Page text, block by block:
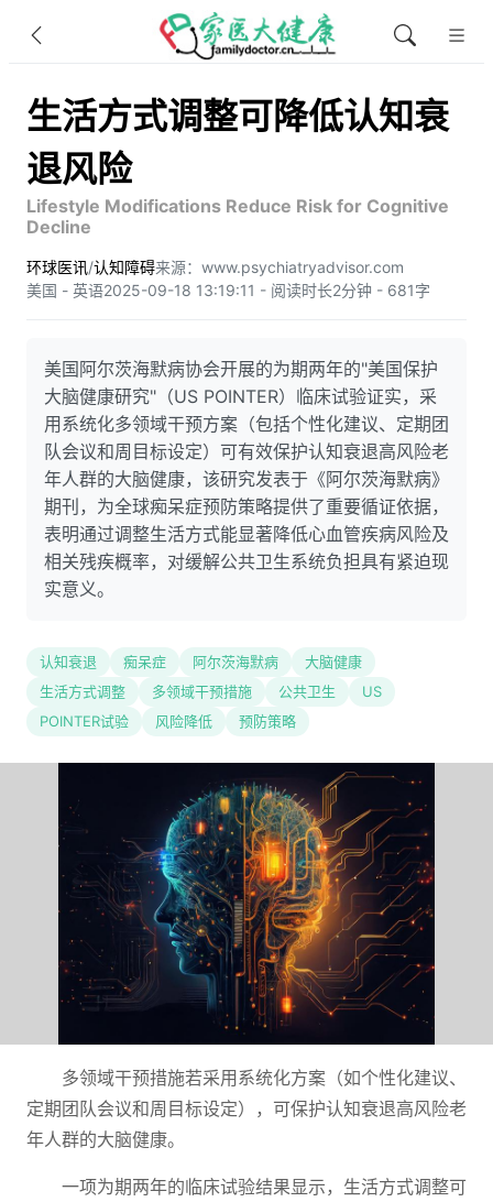
生活方式调整可降低认知衰
退风险
Lifestyle Modifications Reduce Risk for Cognitive
Decline
环球医讯/认知障碍来源：www.psychiatryadvisor.com
美国 - 英语2025-09-18 13:19:11 - 阅读时长2分钟 - 681字
美国阿尔茨海默病协会开展的为期两年的"美国保护
大脑健康研究"（US POINTER）临床试验证实，采
用系统化多领域干预方案（包括个性化建议、定期团
队会议和周目标设定）可有效保护认知衰退高风险老
年人群的大脑健康，该研究发表于《阿尔茨海默病》
期刊，为全球痴呆症预防策略提供了重要循证依据，
表明通过调整生活方式能显著降低心血管疾病风险及
相关残疾概率，对缓解公共卫生系统负担具有紧迫现
实意义。
认知衰退 痴呆症 阿尔茨海默病
大脑健康
生活方式调整
多领域干预措施 公共卫生
US
POINTER试验
风险降低 预防策略
多领域干预措施若采用系统化方案（如个性化建议、
定期团队会议和周目标设定），可保护认知衰退高风险老
年人群的大脑健康。
一项为期两年的临床试验结果显示，生活方式调整可